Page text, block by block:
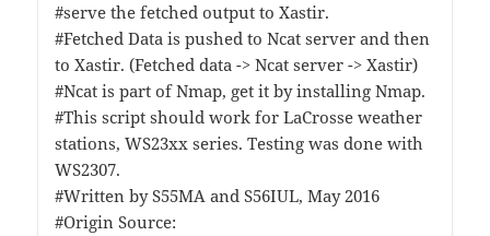
#serve the fetched output to Xastir.
#Fetched Data is pushed to Ncat server and then
to Xastir. (Fetched data -> Ncat server -> Xastir)
#Ncat is part of Nmap, get it by installing Nmap.
#This script should work for LaCrosse weather
stations, WS23xx series. Testing was done with
WS2307.
#Written by S55MA and S56IUL, May 2016
#Origin Source: